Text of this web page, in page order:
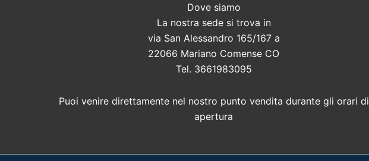
Dove siamo
La nostra sede si trova in
via San Alessandro 165/167 a
22066 Mariano Comense CO
Tel. 3661983095
Puoi venire direttamente nel nostro punto vendita durante gli orari di
apertura